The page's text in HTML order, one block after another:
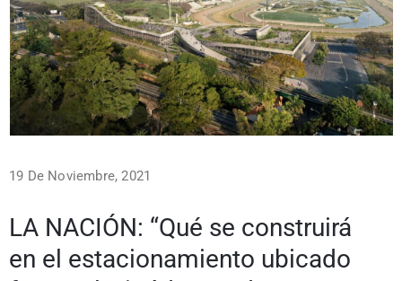
19 De Noviembre, 2021
LA NACIÓN: “Qué se construirá
en el estacionamiento ubicado